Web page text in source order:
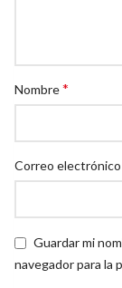
Nombre*
Correo electrónico
Guardar mi
navegador para la